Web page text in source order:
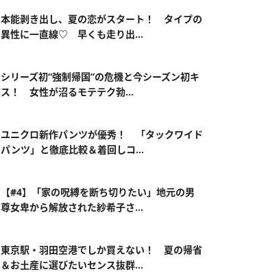
本能剥き出し、夏の恋がスタート！ タイプの
異性に一直線♡ 早くも走り出...
シリーズ初“強制帰国”の危機と今シーズン初キ
ス！ 女性が沼るモテテク勃...
ユニクロ新作パンツが優秀！ 「タックワイド
パンツ」と徹底比較＆着回しコ...
【#4】「家の呪縛を断ち切りたい」地元の男
尊女卑から解放された紗希子さ...
東京駅・羽田空港でしか買えない！ 夏の帰省
＆お土産に選びたいセンス抜群...